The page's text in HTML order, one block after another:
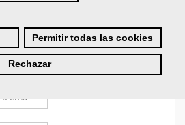
Permitir todas las cookies
Rechazar
preferencias formativas. Si ya
sesión a continuación y filtra tu
los cursos que se ajusten a tu